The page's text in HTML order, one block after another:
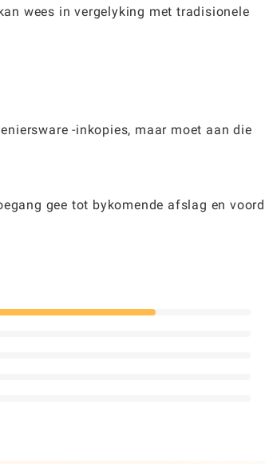
wees in vergelyking met tradisionele
-inkopies, maar moet aan die
gee tot bykomende afslag en